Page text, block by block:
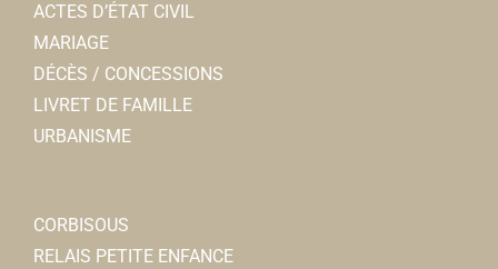
ACTES D’ÉTAT CIVIL
MARIAGE
DÉCÈS / CONCESSIONS
LIVRET DE FAMILLE
URBANISME
CORBISOUS
RELAIS PETITE ENFANCE